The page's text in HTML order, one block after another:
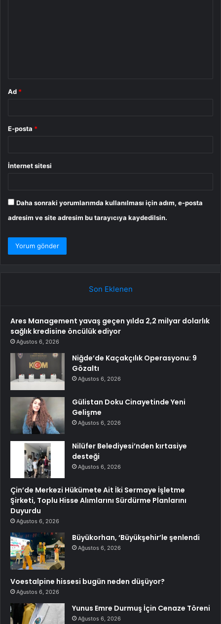
Ad *
E-posta *
İnternet sitesi
Daha sonraki yorumlarımda kullanılması için adım, e-posta
adresim ve site adresim bu tarayıcıya kaydedilsin.
Son Eklenen
Ares Management yavaş geçen yılda 2,2 milyar dolarlık
sağlık kredisine öncülük ediyor
Ağustos 6, 2026
Niğde’de Kaçakçılık Operasyonu: 9
Gözaltı
Ağustos 6, 2026
Gülistan Doku Cinayetinde Yeni
Gelişme
Ağustos 6, 2026
Nilüfer Belediyesi’nden kırtasiye
desteği
Ağustos 6, 2026
Çin’de Merkezi Hükümete Ait İki Sermaye İşletme
Şirketi, Toplu Hisse Alımlarını Sürdürme Planlarını
Duyurdu
Ağustos 6, 2026
Büyükorhan, ‘Büyükşehir’le şenlendi
Ağustos 6, 2026
Voestalpine hissesi bugün neden düşüyor?
Ağustos 6, 2026
Yunus Emre Durmuş İçin Cenaze Töreni
Ağustos 6, 2026